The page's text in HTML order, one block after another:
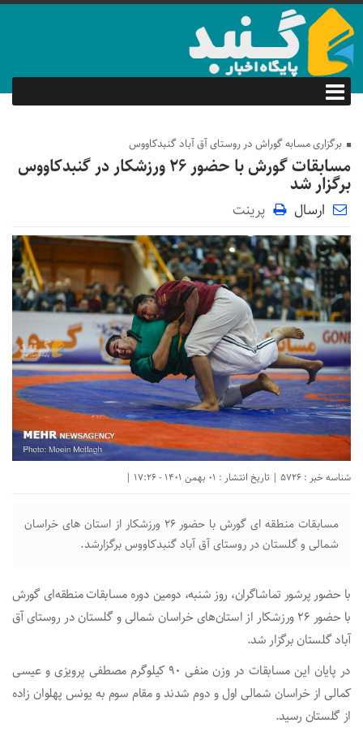
برگزاری مسابه گوراش در روستای آق آباد گنبدکاووس
مسابقات گورش با حضور ۲۶ ورزشکار در گنبدکاووس
برگزار شد
ارسال پرینت
شناسه خبر : 5726 | تاریخ انتشار : 01 بهمن 1401 - 17:26 |
مسابقات منطقه ای گورش با حضور ۲۶ ورزشکار از استان های خراسان
شمالی و گلستان در روستای آق آباد گنبدکاووس برگزارشد.
با حضور پرشور تماشاگران، روز شنبه، دومین دوره مسابقات منطقه‌ای گورش
با حضور ۲۶ ورزشکار از استان‌های خراسان شمالی و گلستان در روستای آق
آباد گلستان برگزار شد.
در پایان این مسابقات در وزن منفی ۹۰ کیلوگرم مصطفی پرویزی و عیسی
کمالی از خراسان شمالی اول و دوم شدند و مقام سوم به یونس پهلوان زاده
از گلستان رسید.